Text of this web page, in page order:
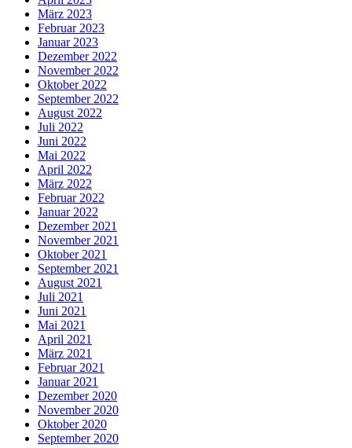
März 2023
Februar 2023
Januar 2023
Dezember 2022
November 2022
Oktober 2022
September 2022
August 2022
Juli 2022
Juni 2022
Mai 2022
April 2022
März 2022
Februar 2022
Januar 2022
Dezember 2021
November 2021
Oktober 2021
September 2021
August 2021
Juli 2021
Juni 2021
Mai 2021
April 2021
März 2021
Februar 2021
Januar 2021
Dezember 2020
November 2020
Oktober 2020
September 2020